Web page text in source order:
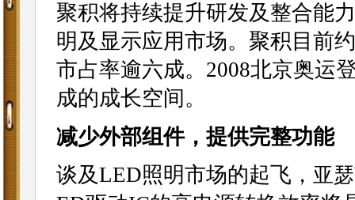
聚积将持续提升研发及整合能
明及显示应用市场。聚积目前
市占率逾六成。2008北京奥运
成的成长空间。
减少外部组件，提供完整功能
谈及LED照明市场的起飞， 亚